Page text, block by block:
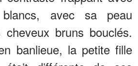
avec sa peau
bruns bouclés.
banlieue, la petite fille